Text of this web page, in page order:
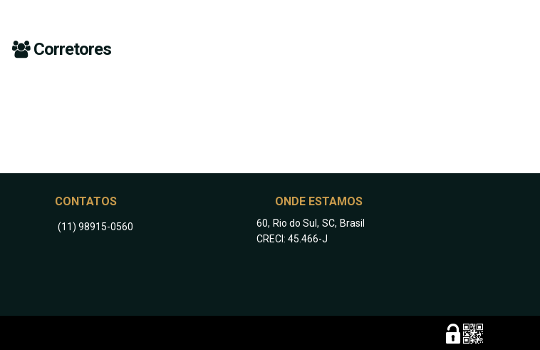
Corretores
CONTATOS
(11) 98915-0560
ONDE ESTAMOS
60, Rio do Sul , SC, Brasil
CRECI: 45.466-J